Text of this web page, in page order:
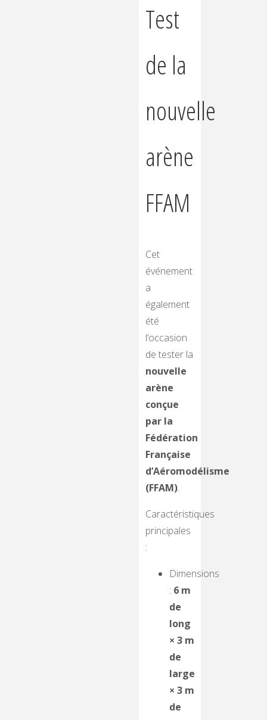
Test
de la
nouvelle
arène
FFAM
Cet
événement
a
également
été
l’occasion
de tester la
nouvelle
arène
conçue
par la
Fédération
Française
d’Aéromodélisme
(FFAM).
Caractéristiques
principales
:
Dimensions
: 6 m
de
long
× 3 m
de
large
× 3 m
de